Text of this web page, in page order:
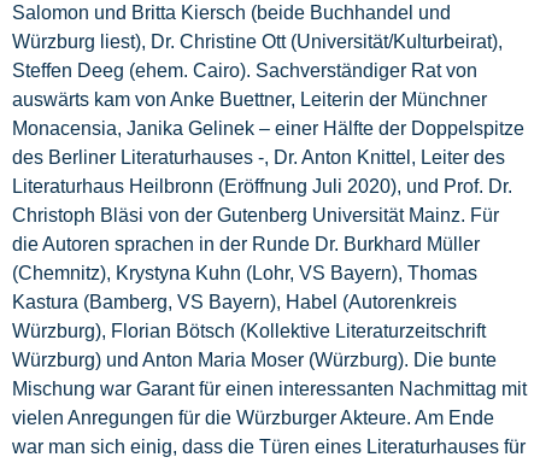
Salomon und Britta Kiersch (beide Buchhandel und
Würzburg liest), Dr. Christine Ott (Universität/Kulturbeirat),
Steffen Deeg (ehem. Cairo). Sachverständiger Rat von
auswärts kam von Anke Buettner, Leiterin der Münchner
Monacensia, Janika Gelinek – einer Hälfte der Doppelspitze
des Berliner Literaturhauses -, Dr. Anton Knittel, Leiter des
Literaturhaus Heilbronn (Eröffnung Juli 2020), und Prof. Dr.
Christoph Bläsi von der Gutenberg Universität Mainz. Für
die Autoren sprachen in der Runde Dr. Burkhard Müller
(Chemnitz), Krystyna Kuhn (Lohr, VS Bayern), Thomas
Kastura (Bamberg, VS Bayern), Habel (Autorenkreis
Würzburg), Florian Bötsch (Kollektive Literaturzeitschrift
Würzburg) und Anton Maria Moser (Würzburg). Die bunte
Mischung war Garant für einen interessanten Nachmittag mit
vielen Anregungen für die Würzburger Akteure. Am Ende
war man sich einig, dass die Türen eines Literaturhauses für